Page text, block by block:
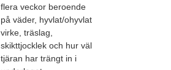
flera veckor beroende
på väder, hyvlat/ohyvlat
virke, träslag,
skikttjocklek och hur väl
tjäran har trängt in i